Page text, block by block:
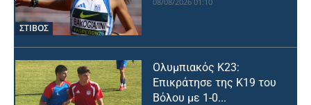
ΣΤΙΒΟΣ
Ολυμπιακός Κ23:
Επικράτησε της Κ19 του
Βόλου με 1-0...